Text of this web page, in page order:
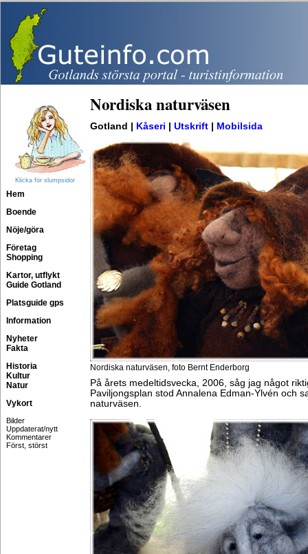
Klicka för slumpsidor
Hem
Boende
Nöje/göra
Företag
Shopping
Kartor, utflykt
Guide Gotland
Platsguide gps
Information
Nyheter
Fakta
Historia
Kultur
Natur
Vykort
Bilder
Uppdaterat/nytt
Kommentarer
Först, störst
Nordiska naturväsen
Gotland | Kåseri Utskrift Mobilsida
Nordiska naturväsen, foto Bernt Enderborg
På årets medeltidsvecka, 2006, såg jag något
Paviljongsplan stod Annalena Edman-Ylvén och
naturväsen.